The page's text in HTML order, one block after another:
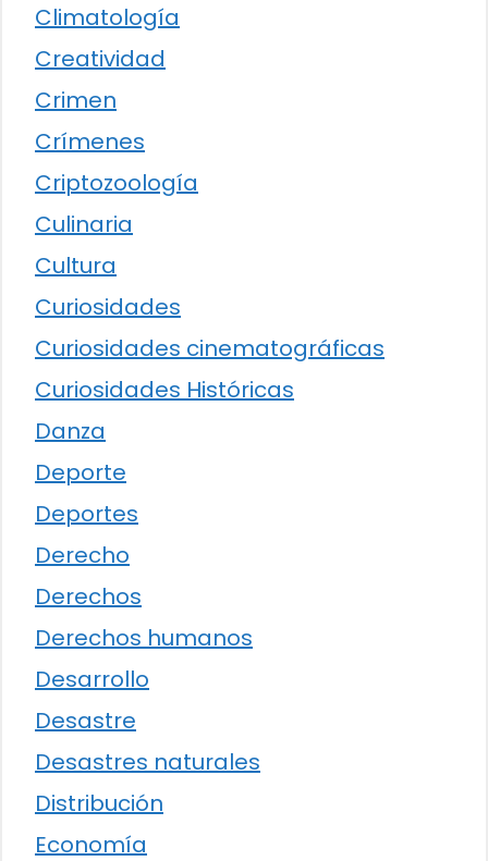
Climatología
Creatividad
Crimen
Crímenes
Criptozoología
Culinaria
Cultura
Curiosidades
Curiosidades cinematográficas
Curiosidades Históricas
Danza
Deporte
Deportes
Derecho
Derechos
Derechos humanos
Desarrollo
Desastre
Desastres naturales
Distribución
Economía